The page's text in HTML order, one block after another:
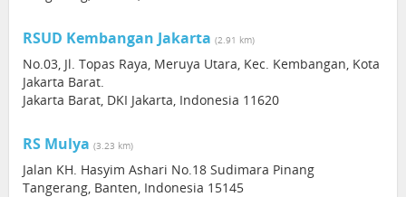
RSUD Kembangan Jakarta (2.91 km)
No.03, Jl. Topas Raya, Meruya Utara, Kec. Kembangan, Kota
Jakarta Barat.
Jakarta Barat, DKI Jakarta, Indonesia 11620
RS Mulya (3.23 km)
Jalan KH. Hasyim Ashari No.18 Sudimara Pinang
Tangerang, Banten, Indonesia 15145